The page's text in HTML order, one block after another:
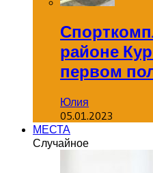
районе
первом
Юлия
05.01.2023
МЕСТА
Случайное